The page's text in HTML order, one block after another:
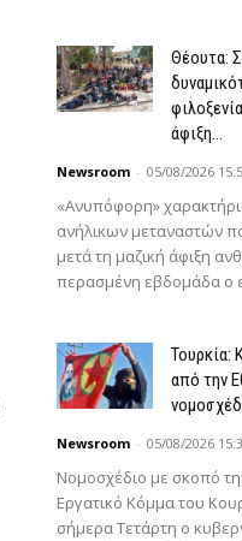
Θέουτα:
άφιξη...
Newsroom - 05/08/2026
«Ανυπόφορη»
ανήλικων μεταναστών
μετά τη μαζική άφιξη
περασμένη εβδομάδα ο
Τουρκία:
από την
Newsroom - 05/08/2026
Νομοσχέδιο με σκοπό
Εργατικό Κόμμα του
σήμερα Τετάρτη ο